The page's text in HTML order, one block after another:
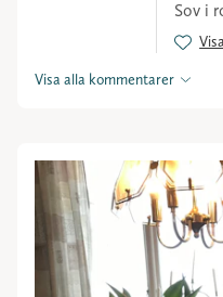
Sov i
Visa alla kommentarer